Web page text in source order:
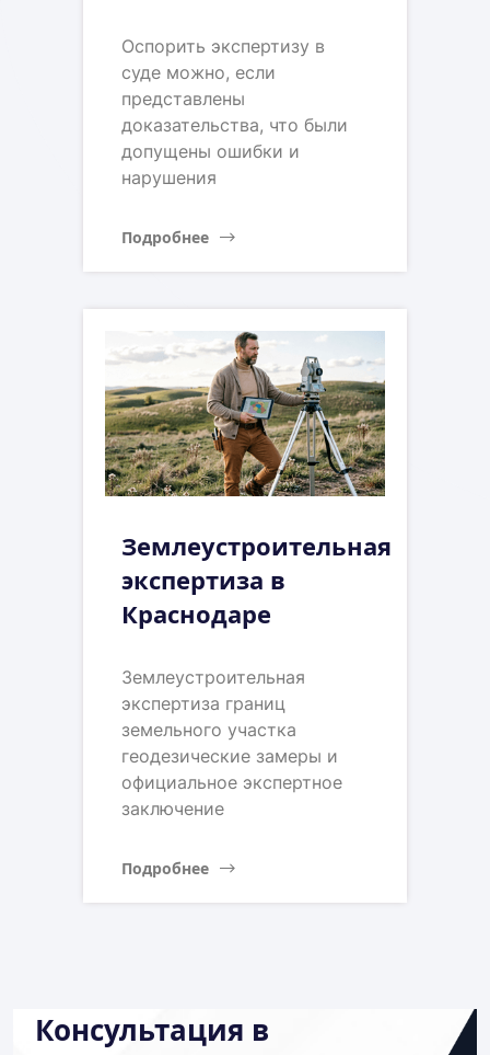
Оспорить экспертизу в
суде можно, если
представлены
доказательства, что были
допущены ошибки и
нарушения
Подробнее
Землеустроительная
экспертиза в
Краснодаре
Землеустроительная
экспертиза границ
земельного участка
геодезические замеры и
официальное экспертное
заключение
Подробнее
Консультация в